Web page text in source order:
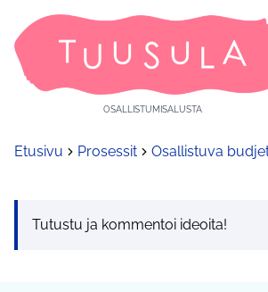
OSALLISTUMISALUSTA
Etusivu Prosessit Osallistuva
Tutustu ja kommentoi ideoita!